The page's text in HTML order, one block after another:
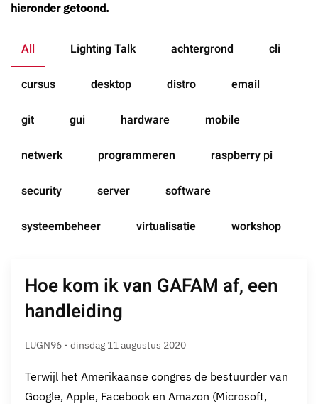
hieronder getoond.
All Lighting Talk achtergrond cli
cursus desktop distro email
git gui hardware mobile
netwerk programmeren raspberry pi
security server software
systeembeheer virtualisatie workshop
Hoe kom ik van GAFAM af, een
handleiding
LUGN96 - dinsdag 11 augustus 2020
Terwijl het Amerikaanse congres de bestuurder van
Google, Apple, Facebook en Amazon (Microsoft,